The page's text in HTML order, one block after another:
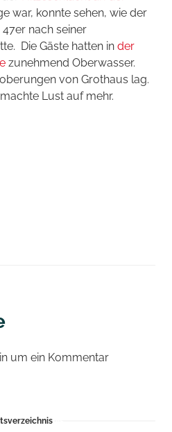
war, konnte sehen, wie der
nach seiner
Die Gäste hatten in der
zunehmend Oberwasser.
von Grothaus lag.
Lust auf mehr.
um ein Kommentar